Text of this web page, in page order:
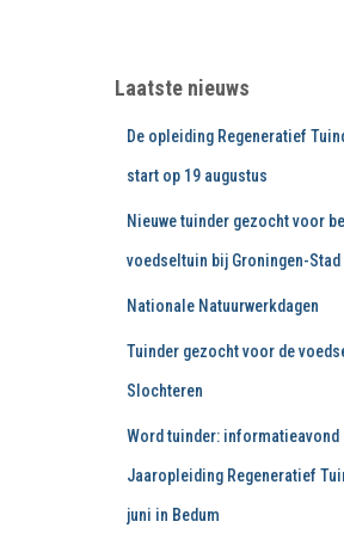
n
Laatste nieuws
De opleiding Regeneratief
start op 19 augustus
Nieuwe tuinder gezocht voor
voedseltuin bij Groningen-Stad
Nationale Natuurwerkdagen
Tuinder gezocht voor de
Slochteren
Word tuinder: informatieavond
Jaaropleiding Regeneratief
juni in Bedum